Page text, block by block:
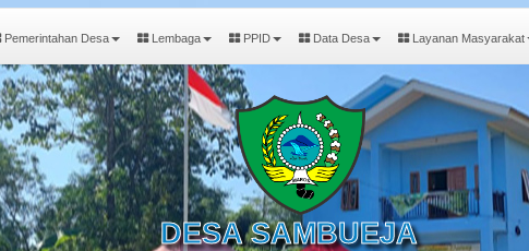
Pemerintahan Desa Lembaga PPID Data Desa Layanan Masyarakat
DESASAMBUEJA